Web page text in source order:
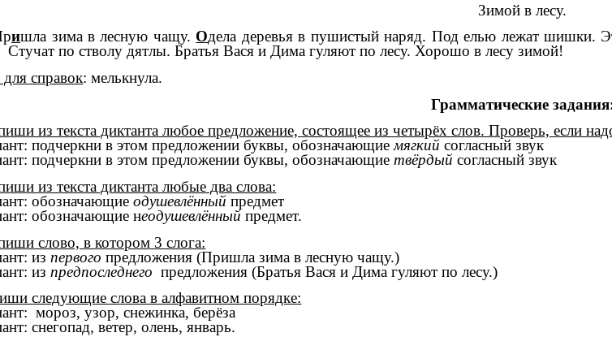
Зимой в лесу.
ишла зима в лесную чащу. Одела деревья в пушистый наряд. Под елью лежат шишки.
Стучат по стволу дятлы. Братья Вася и Дима гуляют по лесу. Хорошо в лесу зимой!
справок: мелькнула.
Грамматические
из текста диктанта любое предложение, состоящее из четырёх слов. Проверь, если
подчеркни в этом предложении буквы, обозначающиемягкийсогласный звук
подчеркни в этом предложении буквы, обозначающиетвёрдый согласный звук
из текста диктанта любые два слова:
обозначающиеодушевлённыйпредмет
обозначающие неодушевлённый предмет.
слово, в котором 3 слога:
из первогопредложения (Пришла зима в лесную чащу.)
из предпоследнего предложения (Братья Вася и Дима гуляют по лесу.)
следующие слова в алфавитном порядке:
мороз, узор, снежинка, берёза
снегопад, ветер, олень, январь.